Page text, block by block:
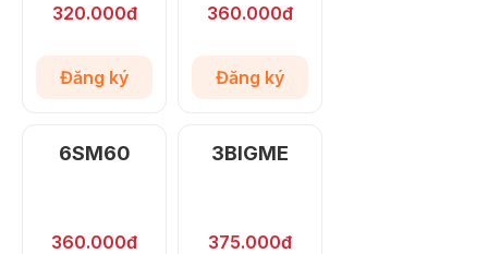
320.000đ
Đăng ký
360.000đ
Đăng ký
6SM60
360.000đ
3BIGME
375.000đ